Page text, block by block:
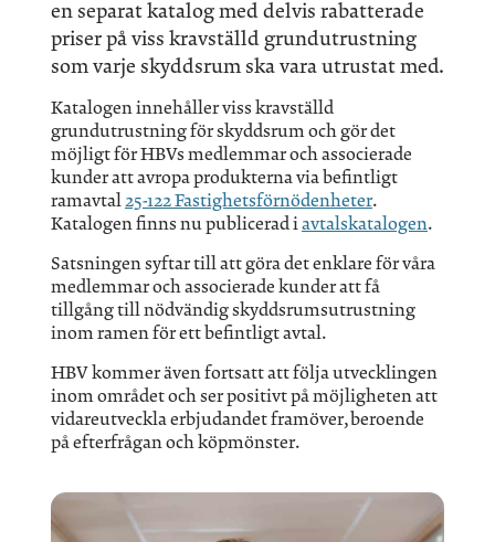
en separat katalog med delvis rabatterade
priser på viss kravställd grundutrustning
som varje skyddsrum ska vara utrustat med.
Katalogen innehåller viss kravställd
grundutrustning för skyddsrum och gör det
möjligt för HBVs medlemmar och associerade
kunder att avropa produkterna via befintligt
ramavtal25-122 Fastighetsförnödenheter.
Katalogen finns nu publicerad iavtalskatalogen.
Satsningen syftar till att göra det enklare för våra
medlemmar och associerade kunder att få
tillgång till nödvändig skyddsrumsutrustning
inom ramen för ett befintligt avtal.
HBV kommer även fortsatt att följa utvecklingen
inom området och ser positivt på möjligheten att
vidareutveckla erbjudandet framöver, beroende
på efterfrågan och köpmönster.